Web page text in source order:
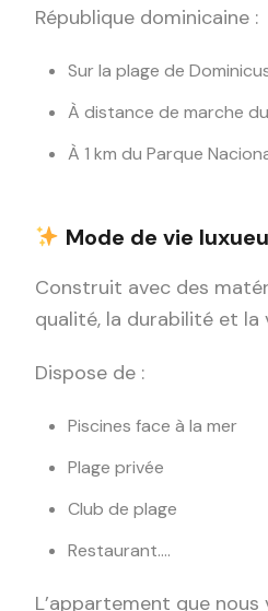
République dominicaine :
Sur la plage de
À distance de marche
À 1 km du Parque
Mode de vie
Construit avec des
qualité, la durabilité et la
Dispose de :
Piscines face à la mer
Plage privée
Club de plage
Restaurant….
L’appartement que